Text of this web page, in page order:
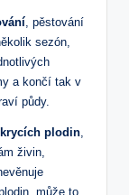
, pěstování
sezón,
a končí tak v
půdy.
krycích plodin
živin,
může to